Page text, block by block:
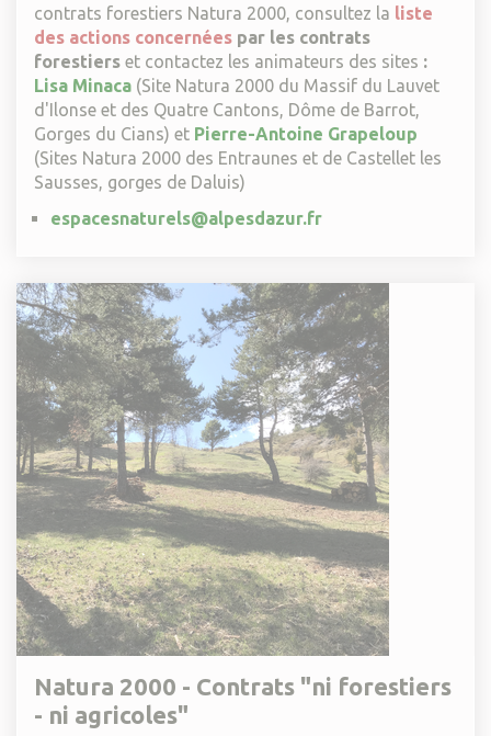
contrats forestiers Natura 2000, consultez la liste
des actions concernées par les contrats
forestiers et contactez les animateurs des sites :
Lisa Minaca (Site Natura 2000 du Massif du Lauvet
d'Ilonse et des Quatre Cantons, Dôme de Barrot,
Gorges du Cians) et Pierre-Antoine Grapeloup
(Sites Natura 2000 des Entraunes et de Castellet les
Sausses, gorges de Daluis)
espacesnaturels@alpesdazur.fr
Natura 2000 - Contrats "ni forestiers
- ni agricoles"